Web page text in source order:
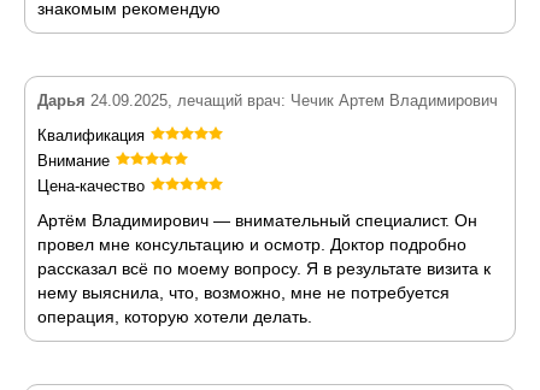
знакомым рекомендую
Дарья 24.09.2025, лечащий врач: Чечик Артем Владимирович
Квалификация
Внимание
Цена-качество
Артём Владимирович — внимательный специалист. Он
провел мне консультацию и осмотр. Доктор подробно
рассказал всё по моему вопросу. Я в результате визита к
нему выяснила, что, возможно, мне не потребуется
операция, которую хотели делать.